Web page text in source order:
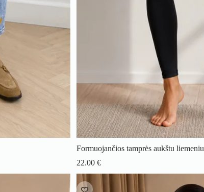
Formuojančios tamprės aukštu liemeniu
22.00€